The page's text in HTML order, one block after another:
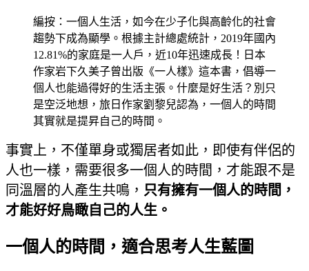
編按：一個人生活，如今在少子化與高齡化的社會
趨勢下成為顯學。根據主計總處統計，2019年國內
12.81%的家庭是一人戶，近10年迅速成長！日本
作家岩下久美子曾出版《一人樣》這本書，倡導一
個人也能過得好的生活主張。什麼是好生活？別只
是空泛地想，旅日作家劉黎兒認為，一個人的時間
其實就是提昇自己的時間。
事實上，不僅單身或獨居者如此，即使有伴侶的
人也一樣，需要很多一個人的時間，才能跟不是
同溫層的人產生共鳴， 只有擁有一個人的時間，
才能好好鳥瞰自己的人生。
一個人的時間，適合思考人生藍圖